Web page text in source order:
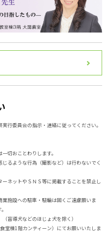
行委員会の指示・連絡に従ってください。
切おことわりします。
るような行為（撮影など）は行わないでく
ネットやＳＮＳ等に掲載することを禁止し
施設への駐車・駐輪は固くご遠慮願いま
盲導犬などのほじょ犬を除く）
堂棟1階カンティーン）にてお願いいたしま